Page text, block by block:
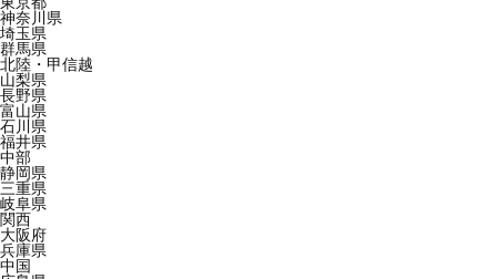
神奈川県
埼玉県
群馬県
北陸・甲信越
山梨県
長野県
富山県
石川県
福井県
中部
静岡県
三重県
岐阜県
関西
大阪府
兵庫県
中国